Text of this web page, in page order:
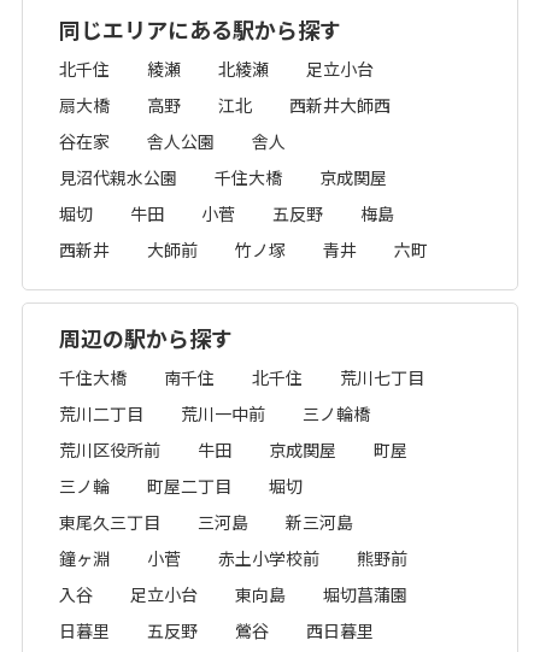
同じエリアにある駅から探す
北千住 綾瀬 北綾瀬
足立小台
扇大橋
高野 江北
西新井大師西
谷在家
舎人公園
舎人
見沼代親水公園
千住大橋
京成関屋
堀切
牛田 小菅 五反野
梅島
西新井
大師前 竹ノ塚 青井 六町
周辺の駅から探す
千住大橋 南千住 北千住
荒川七丁目
荒川二丁目
荒川一中前
三ノ輪橋
荒川区役所前
牛田 京成関屋
町屋
三ノ輪
町屋二丁目
堀切
東尾久三丁目
三河島
新三河島
鐘ヶ淵
小菅 赤土小学校前
熊野前
入谷
足立小台 東向島
堀切菖蒲園
日暮里
五反野 鶯谷
西日暮里